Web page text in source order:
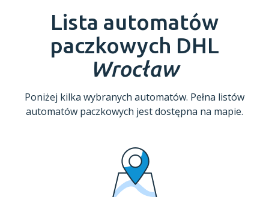
Lista automatów
paczkowych DHL
Wrocław
Poniżej kilka wybranych automatów. Pełna listów
automatów paczkowych jest dostępna na mapie.